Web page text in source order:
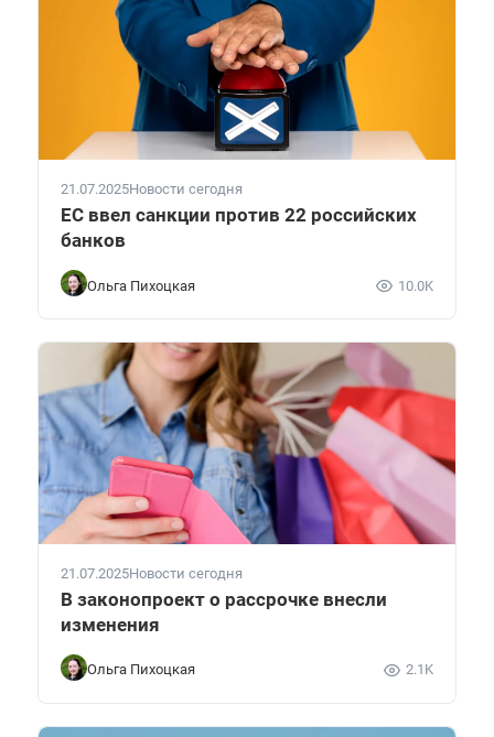
21.07.2025Новости сегодня
ЕС ввел санкции против 22 российских
банков
Ольга Пихоцкая 10.0K
21.07.2025Новости сегодня
В законопроект о рассрочке внесли
изменения
Ольга Пихоцкая 2.1K